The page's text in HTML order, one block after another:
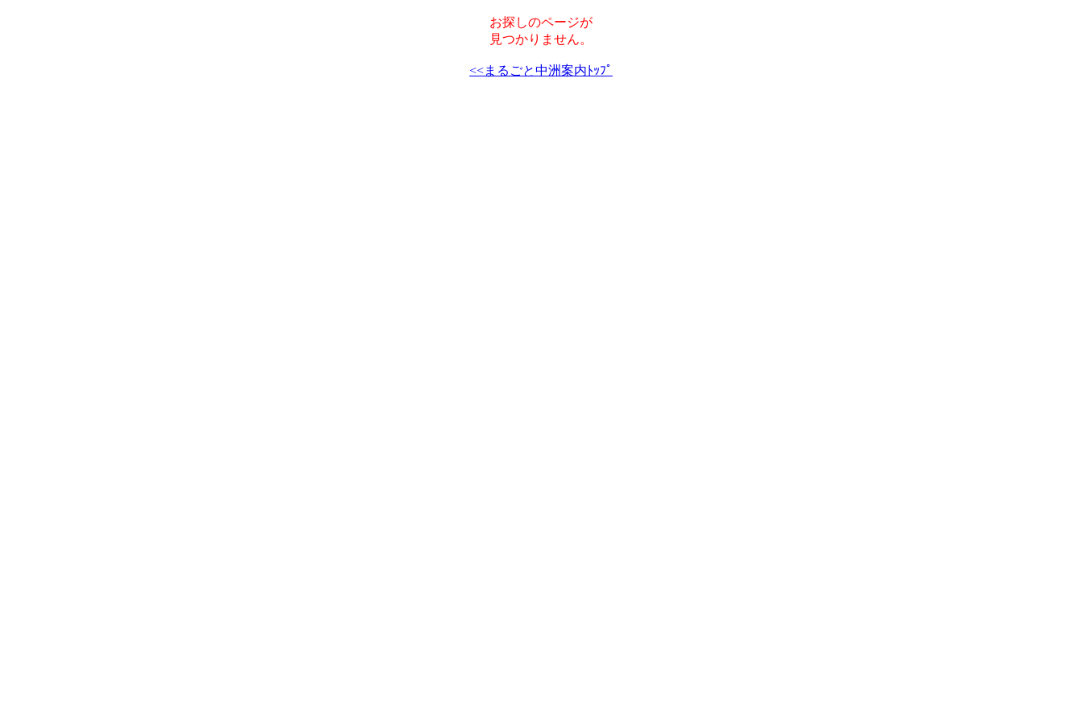
お探しのページが
見つかりません。
<<まるごと中洲案内ﾄｯﾌﾟ